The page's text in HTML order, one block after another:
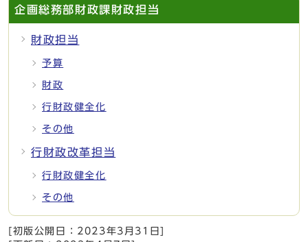
企画総務部財政課財政担当
財政担当
予算
財政
行財政健全化
その他
行財政改革担当
行財政健全化
その他
[初版公開日： 2023年3月31日